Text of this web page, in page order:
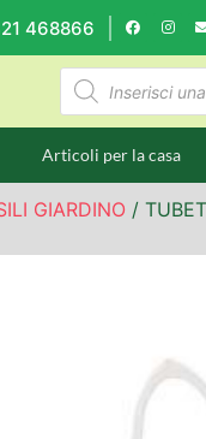
468866
Articoli per la casa
GIARDINO /